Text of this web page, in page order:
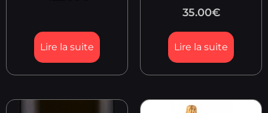
Lire la suite
35.00€
Lire la suite